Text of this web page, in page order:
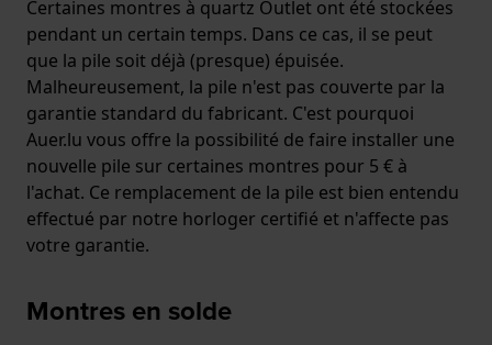
Certaines montres à quartz Outlet ont été stockées
pendant un certain temps. Dans ce cas, il se peut
que la pile soit déjà (presque) épuisée.
Malheureusement, la pile n'est pas couverte par la
garantie standard du fabricant. C'est pourquoi
Auer.lu vous offre la possibilité de faire installer une
nouvelle pile sur certaines montres pour 5 € à
l'achat. Ce remplacement de la pile est bien entendu
effectué par notre horloger certifié et n'affecte pas
votre garantie.
Montres en solde